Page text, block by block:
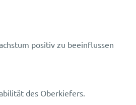
positiv zu beeinflussen
des Oberkiefers.